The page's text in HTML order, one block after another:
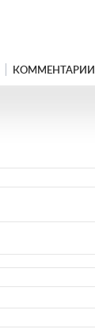
КОММЕНТАРИИ